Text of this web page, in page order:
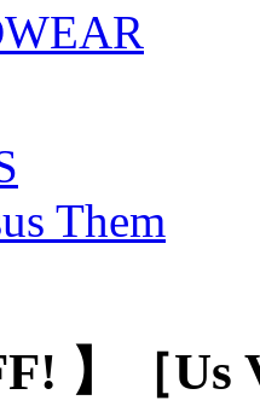
Them
】［